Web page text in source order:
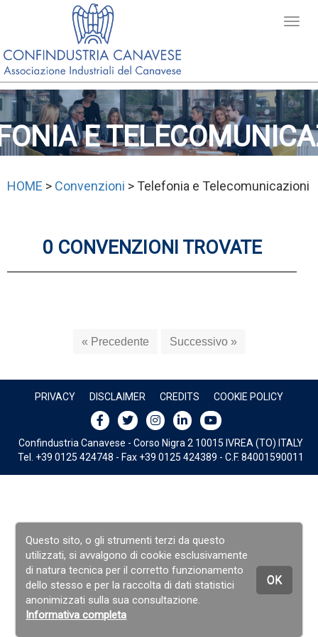
E
HOME > Convenzioni > Telefonia e Telecomunicazioni
0 CONVENZIONI TROVATE
« Precedente Successivo »
PRIVACY DISCLAIMER CREDITS COOKIE POLICY
Confindustria Canavese - Corso Nigra 2 10015 IVREA (TO) ITALY
Tel. +39 0125 424748 - Fax +39 0125 424389 - C.F. 84001590011
Questo sito, o gli strumenti terzi da questo
utilizzati, si avvalgono di cookie esclusivamente
di natura tecnica per il corretto funzionamento
dello stesso e per la raccolta di dati statistici
anonimizzati sulla sua consultazione.
Informativa completa
OK